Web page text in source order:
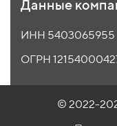
Данные
ИНН 5403065955
ОГРН
© 2022-